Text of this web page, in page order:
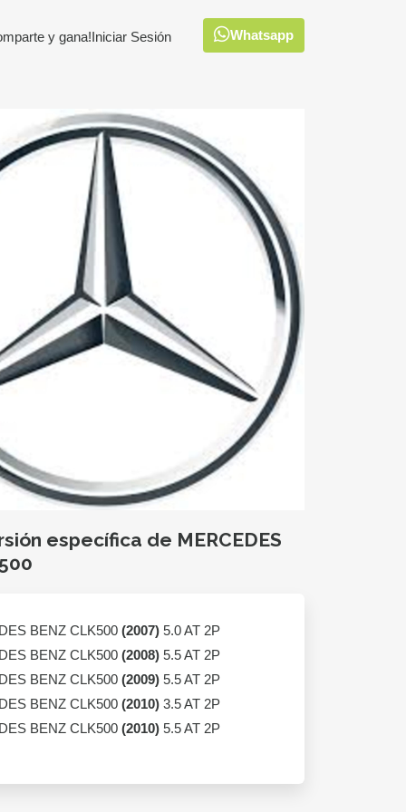
y gana!Iniciar Sesión Whatsapp
específica de MERCEDES
BENZ CLK500 (2007) 5.0 AT 2P
BENZ CLK500 (2008) 5.5 AT 2P
BENZ CLK500 (2009) 5.5 AT 2P
BENZ CLK500 (2010) 3.5 AT 2P
BENZ CLK500 (2010) 5.5 AT 2P